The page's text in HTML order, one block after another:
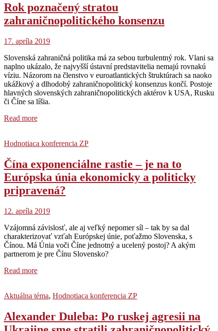
Rok poznačený stratou
zahraničnopolitického konsenzu
17. apríla 2019
Slovenská zahraničná politika má za sebou turbulentný rok. Vlani sa
naplno ukázalo, že najvyšší ústavní predstavitelia nemajú rovnakú
víziu. Názorom na členstvo v euroatlantických štruktúrach sa naoko
ukážkový a dlhodobý zahraničnopolitický konsenzus končí. Postoje
hlavných slovenských zahraničnopolitických aktérov k USA, Rusku
či Číne sa líšia.
Read more
Hodnotiaca konferencia ZP
Čína exponenciálne rastie – je na to
Európska únia ekonomicky a politicky
pripravená?
12. apríla 2019
Vzájomná závislosť, ale aj veľký nepomer síl – tak by sa dal
charakterizovať vzťah Európskej únie, poťažmo Slovenska, s
Čínou. Má Únia voči Číne jednotný a ucelený postoj? A akým
partnerom je pre Čínu Slovensko?
Read more
Aktuálna téma, Hodnotiaca konferencia ZP
Alexander Duleba: Po ruskej agresii na